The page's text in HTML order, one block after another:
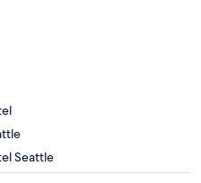
Seattle